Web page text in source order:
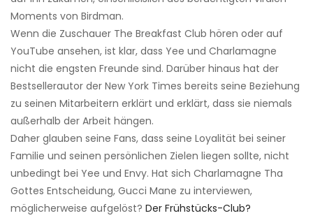
Moments von Birdman.
Wenn die Zuschauer The Breakfast Club hören oder auf
YouTube ansehen, ist klar, dass Yee und Charlamagne
nicht die engsten Freunde sind. Darüber hinaus hat der
Bestsellerautor der New York Times bereits seine Beziehung
zu seinen Mitarbeitern erklärt und erklärt, dass sie niemals
außerhalb der Arbeit hängen.
Daher glauben seine Fans, dass seine Loyalität bei seiner
Familie und seinen persönlichen Zielen liegen sollte, nicht
unbedingt bei Yee und Envy. Hat sich Charlamagne Tha
Gottes Entscheidung, Gucci Mane zu interviewen,
möglicherweise aufgelöst? Der Frühstücks-Club?